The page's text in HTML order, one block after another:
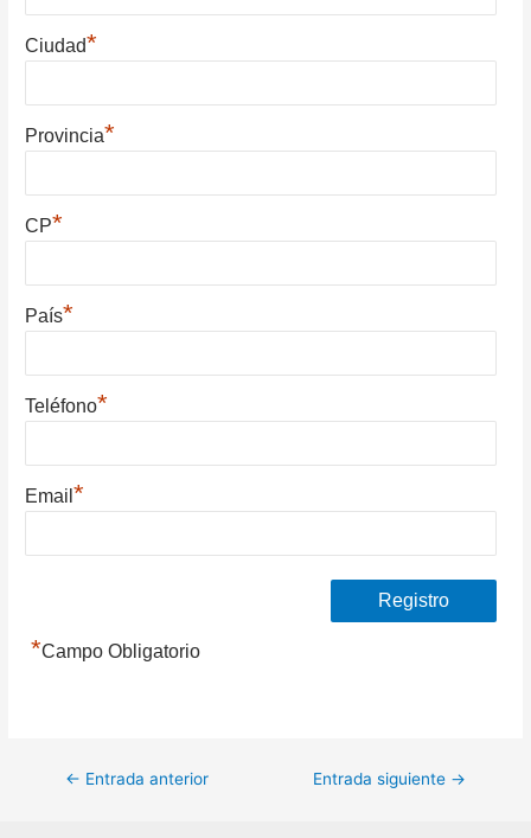
Ciudad*
Provincia*
CP*
País*
Teléfono*
Email*
*Campo Obligatorio
Navegación
← Entrada anterior Entrada siguiente →